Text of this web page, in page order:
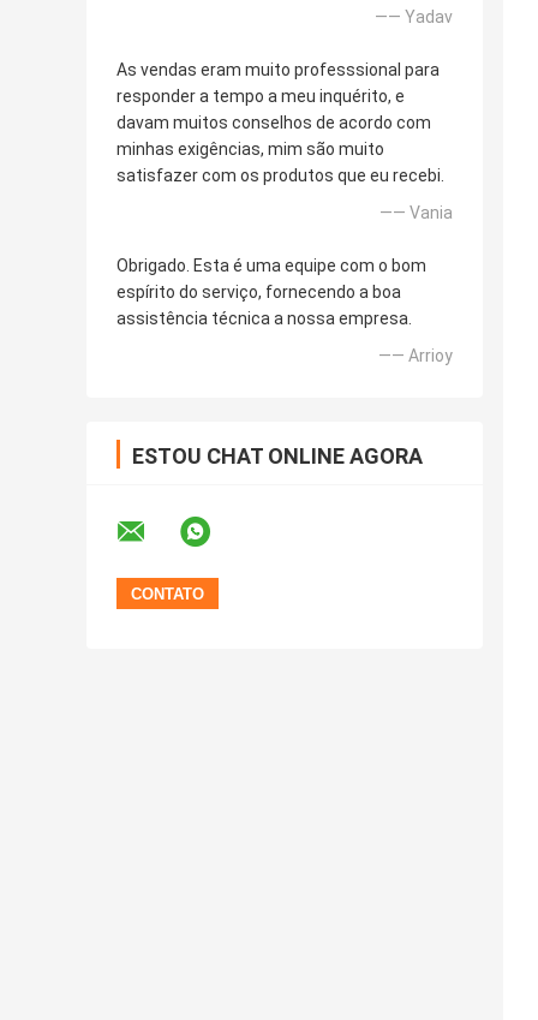
—— Yadav
As vendas eram muito professsional para
responder a tempo a meu inquérito, e
davam muitos conselhos de acordo com
minhas exigências, mim são muito
satisfazer com os produtos que eu recebi.
—— Vania
Obrigado. Esta é uma equipe com o bom
espírito do serviço, fornecendo a boa
assistência técnica a nossa empresa.
—— Arrioy
ESTOU CHAT ONLINE AGORA